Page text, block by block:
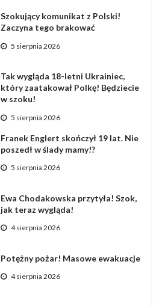
Szokujący komunikat z Polski!
Zaczyna tego brakować
5 sierpnia 2026
Tak wygląda 18-letni Ukrainiec,
który zaatakował Polkę! Będziecie
w szoku!
5 sierpnia 2026
Franek Englert skończył 19 lat. Nie
poszedł w ślady mamy!?
5 sierpnia 2026
Ewa Chodakowska przytyła! Szok,
jak teraz wygląda!
4 sierpnia 2026
Potężny pożar! Masowe ewakuacje
4 sierpnia 2026